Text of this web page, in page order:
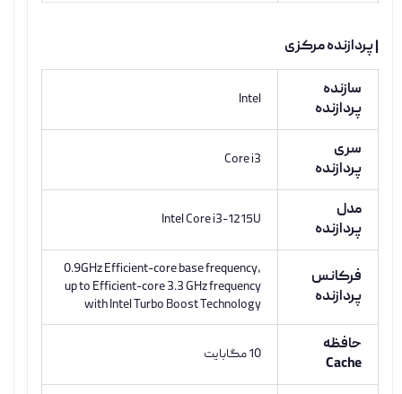
| پردازنده مرکزی
سازنده
پردازنده
Intel
سری
پردازنده
Core i3
مدل
پردازنده
Intel Core i3-1215U
فرکانس
پردازنده
0.9GHz Efficient-core base frequency,
up to Efficient-core 3.3 GHz frequency
with Intel Turbo Boost Technology
حافظه
Cache
10 مگابایت